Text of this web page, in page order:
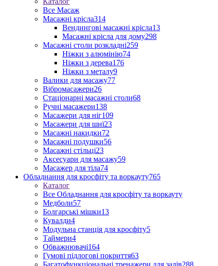
Все Масаж
Масажні крісла314
Вендингові масажні крісла13
Масажні крісла для дому298
Масажні столи розкладні259
Ніжки з алюмінію74
Ніжки з дерева176
Ніжки з металу9
Валики для масажу77
Вібромасажери26
Стаціонарні масажні столи68
Ручні масажери138
Масажери для ніг109
Масажери для шиї23
Масажні накидки72
Масажні подушки56
Масажні стільці23
Аксесуари для масажу59
Масажер для тіла74
Обладнання для кросфіту та воркауту765
Каталог
Все Обладнання для кросфіту та воркауту
Медболи57
Болгарські мішки13
Кувалди4
Модульна станція для кросфіту5
Таймери4
Обважнювачі164
Гумові підлогові покриття63
Багатофункціональні тренажери для залів288